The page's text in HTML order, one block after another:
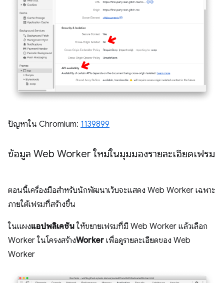
ปัญหาใน Chromium: 1139899
ข้อมูล Web Worker ใหม่ในมุมมองรายละเอียดเฟรม
ตอนนี้เครื่องมือสำหรับนักพัฒนาเว็บจะแสดง Web Worker เฉพาะ
ภายใต้เฟรมที่สร้างขึ้น
ในแผงแอปพลิเคชัน ให้ขยายเฟรมที่มี Web Worker แล้วเลือก
Worker ในโครงสร้างWorker เพื่อดูรายละเอียดของ Web
Worker